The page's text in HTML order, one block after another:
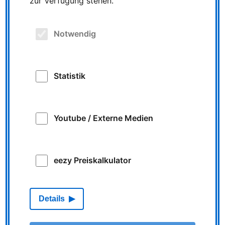
WEITERE INFORMATIONEN
Fotowettbewerb „Schnapp
den Job-Bus!“
Notwendig
Statistik
Youtube / Externe Medien
eezy Preiskalkulator
Details